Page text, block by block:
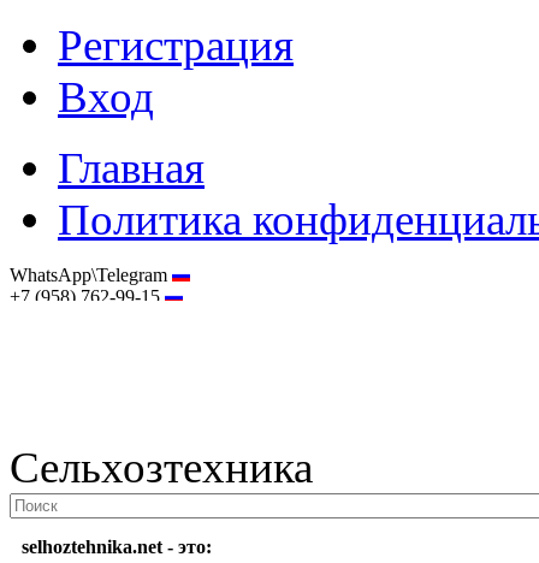
Регистрация
Вход
Главная
Политика
WhatsApp\Telegram
+7 (958) 762-99-15
Сельхозтехника
selhoztehnika.net - это: